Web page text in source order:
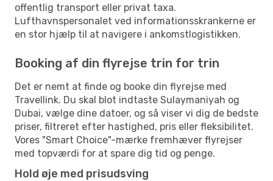
offentlig transport eller privat taxa.
Lufthavnspersonalet ved informationsskrankerne er
en stor hjælp til at navigere i ankomstlogistikken.
Booking af din flyrejse trin for trin
Det er nemt at finde og booke din flyrejse med
Travellink. Du skal blot indtaste Sulaymaniyah og
Dubai, vælge dine datoer, og så viser vi dig de bedste
priser, filtreret efter hastighed, pris eller fleksibilitet.
Vores "Smart Choice"-mærke fremhæver flyrejser
med topværdi for at spare dig tid og penge.
Hold øje med prisudsving